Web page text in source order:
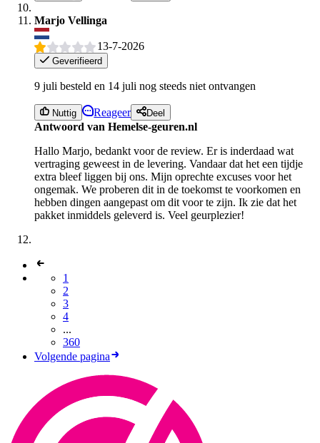
Marjo Vellinga
13-7-2026
Geverifieerd
9 juli besteld en 14 juli nog steeds niet ontvangen
Nuttig Reageer Deel
Antwoord van Hemelse-geuren.nl
Hallo Marjo, bedankt voor de review. Er is inderdaad wat
vertraging geweest in de levering. Vandaar dat het een tijdje
extra bleef liggen bij ons. Mijn oprechte excuses voor het
ongemak. We proberen dit in de toekomst te voorkomen en
hebben dingen aangepast om dit voor te zijn. Ik zie dat het
pakket inmiddels geleverd is. Veel geurplezier!
1
2
3
4
...
360
Volgende pagina